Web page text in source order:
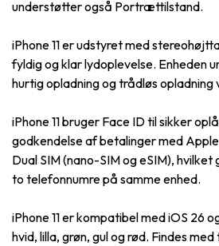
understøtter også Portrættilstand.
iPhone 11 er udstyret med
fyldig og klar lydoplevelse. Enheden
hurtig opladning og trådløs opladning
iPhone 11 bruger Face ID til sikker
godkendelse af betalinger med
Dual SIM (nano-SIM og eSIM),
to telefonnumre på samme enhed.
iPhone 11 er kompatibel med iOS 26
hvid, lilla, grøn, gul og rød. Findes